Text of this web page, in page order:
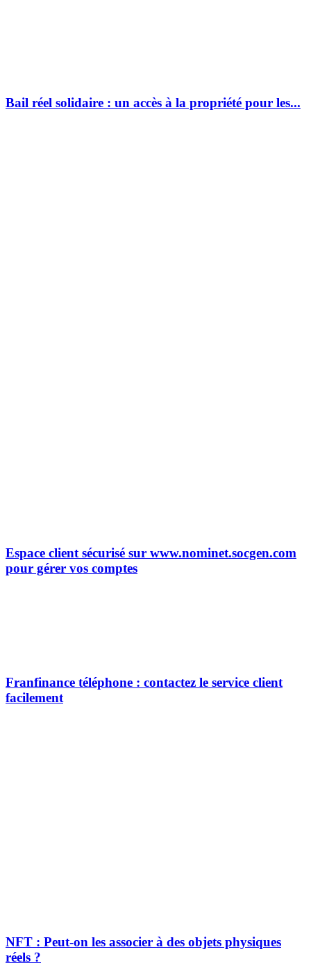
Bail réel solidaire : un accès à la propriété pour les...
Espace client sécurisé sur www.nominet.socgen.com
pour gérer vos comptes
Franfinance téléphone : contactez le service client
facilement
NFT : Peut-on les associer à des objets physiques
réels ?